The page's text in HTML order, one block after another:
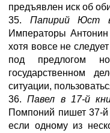
предъявлен иск об
35. Папирий Юст
Императоры
хотя вовсе не
под предлогом
государственном
ситуации,
36.Павел в 17-й
Помпоний пишет 37-й
если одному из